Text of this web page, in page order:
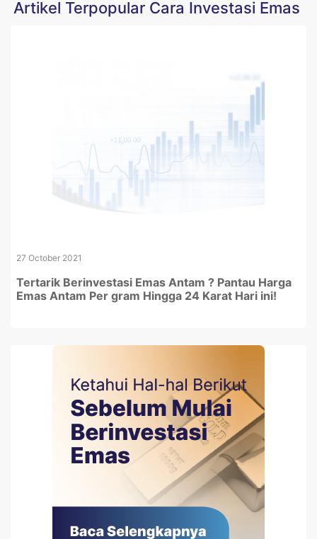
Artikel Terpopular Cara Investasi Emas
27 October 2021
Tertarik Berinvestasi Emas Antam ? Pantau Harga
Emas Antam Per gram Hingga 24 Karat Hari ini!